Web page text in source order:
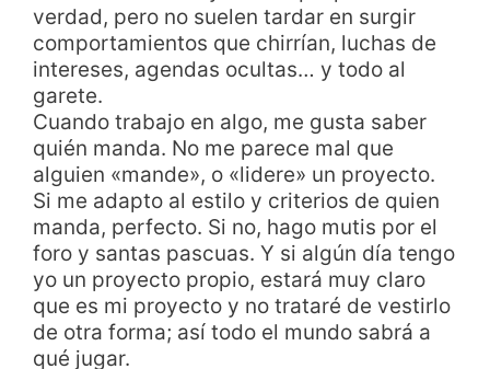
verdad, pero no suelen tardar en surgir
comportamientos que chirrían, luchas de
intereses, agendas ocultas… y todo al
garete.
Cuando trabajo en algo, me gusta saber
quién manda. No me parece mal que
alguien «mande», o «lidere» un proyecto.
Si me adapto al estilo y criterios de quien
manda, perfecto. Si no, hago mutis por el
foro y santas pascuas. Y si algún día tengo
yo un proyecto propio, estará muy claro
que es mi proyecto y no trataré de vestirlo
de otra forma; así todo el mundo sabrá a
qué jugar.